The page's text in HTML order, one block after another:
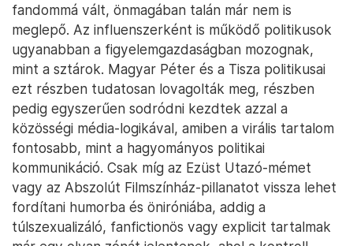
fandommá vált, önmagában talán már nem is
meglepő. Az influenszerként is működő politikusok
ugyanabban a figyelemgazdaságban mozognak,
mint a sztárok. Magyar Péter és a Tisza politikusai
ezt részben tudatosan lovagolták meg, részben
pedig egyszerűen sodródni kezdtek azzal a
közösségi média-logikával, amiben a virális tartalom
fontosabb, mint a hagyományos politikai
kommunikáció. Csak míg az Ezüst Utazó-mémet
vagy az Abszolút Filmszínház-pillanatot vissza lehet
fordítani humorba és öniróniába, addig a
túlszexualizáló, fanfictionös vagy explicit tartalmak